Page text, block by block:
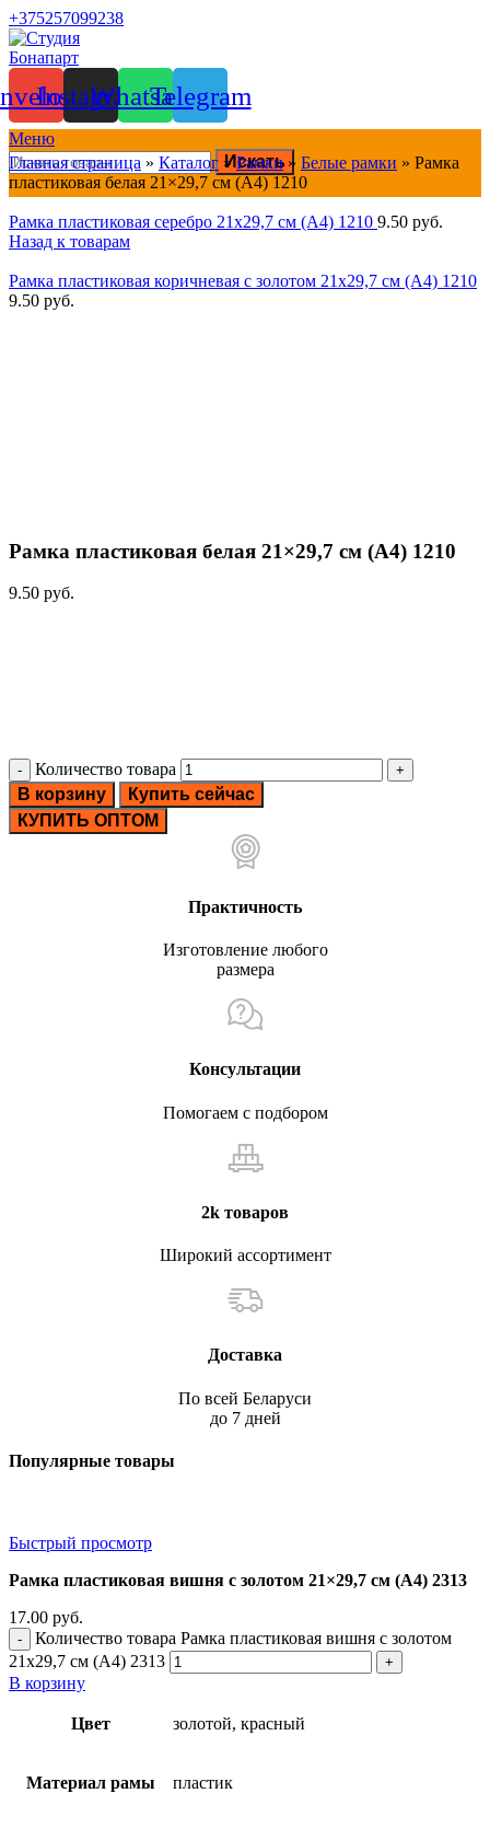
+375257099238
InstagramWhatsappTelegram
Меню
Искать
Главная страница » Каталог »Рамки» Белые рамки » Рамка
пластиковая белая 21×29,7 см (А4) 1210
Рамка пластиковая серебро 21x29,7 см (А4) 1210 9.50 руб.
Назад к товарам
Рамка пластиковая коричневая с золотом 21x29,7 см (А4) 1210
9.50 руб.
Рамка пластиковая белая 21×29,7 см (А4) 1210
9.50 руб.
Количество товара
В корзину
Купить сейчас
КУПИТЬ ОПТОМ
Практичность
Изготовление любого
размера
Консультации
Помогаем с подбором
2k товаров
Широкий ассортимент
Доставка
По всей Беларуси
до 7 дней
Популярные товары
Быстрый просмотр
Рамка пластиковая вишня с золотом 21×29,7 см (А4) 2313
17.00 руб.
Количество товара Рамка пластиковая вишня с золотом
21x29,7 см (А4) 2313
В корзину
Цвет золотой, красный
Материал рамы пластик